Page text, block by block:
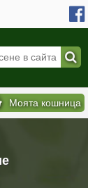
Моята кошница